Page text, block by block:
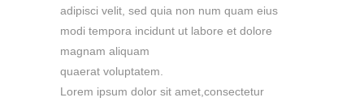
adipisci velit, sed quia non num quam eius
modi tempora incidunt ut labore et dolore
magnam aliquam
quaerat voluptatem.
Lorem ipsum dolor sit amet,consectetur